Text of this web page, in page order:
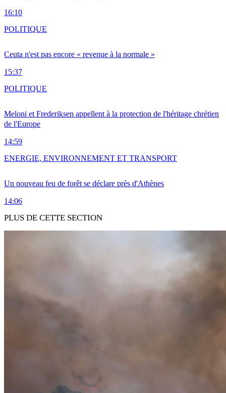
16:10
Ceuta n'est pas encore « revenue à la normale »
15:37
POLITIQUE
Meloni et Frederiksen appellent à la protection de l'héritage chrétien
de l'Europe
14:59
POLITIQUE
Un nouveau feu de forêt se déclare près d'Athènes
14:06
ENERGIE, ENVIRONNEMENT ET TRANSPORT
PLUS DE CETTE SECTION